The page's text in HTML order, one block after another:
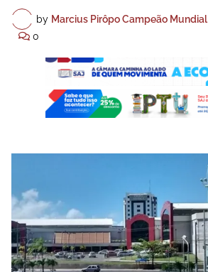
by Marcius Pirôpo Campeão Mundial
0